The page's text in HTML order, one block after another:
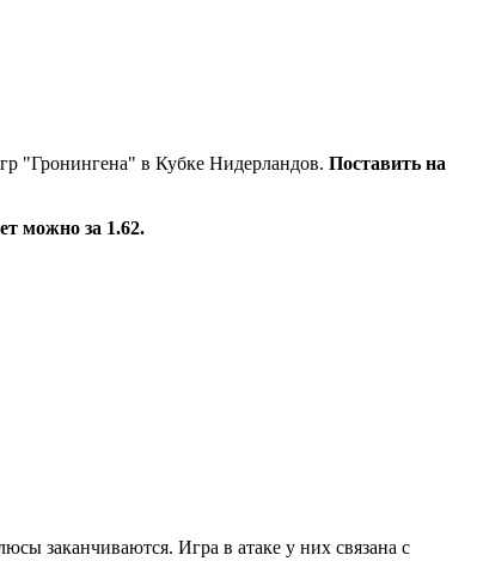
"Гронингена" в Кубке Нидерландов. Поставить на
можно за 1.62.
заканчиваются. Игра в атаке у них связана с